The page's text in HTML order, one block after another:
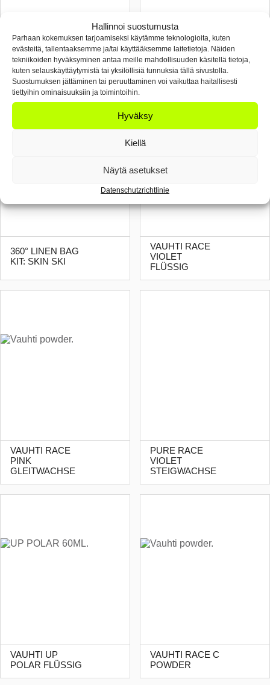
Hallinnoi suostumusta
Parhaan kokemuksen tarjoamiseksi käytämme teknologioita, kuten
evästeitä, tallentaaksemme ja/tai käyttääksemme laitetietoja. Näiden
tekniikoiden hyväksyminen antaa meille mahdollisuuden käsitellä tietoja,
kuten selauskäyttäytymistä tai yksilöllisiä tunnuksia tällä sivustolla.
Suostumuksen jättäminen tai peruuttaminen voi vaikuttaa haitallisesti
tiettyihin ominaisuuksiin ja toimintoihin.
Hyväksy
Kiellä
Näytä asetukset
Datenschutzrichtlinie
PURE RACE
GREEN
STEUGWACHSE
VAUHTI RACE
MOS2 POWDER
360° LINEN BAG
KIT: SKIN SKI
VAUHTI RACE
VIOLET
FLÜSSIG
VAUHTI RACE
PINK
GLEITWACHSE
PURE RACE
VIOLET
STEIGWACHSE
VAUHTI UP
POLAR FLÜSSIG
VAUHTI RACE C
POWDER